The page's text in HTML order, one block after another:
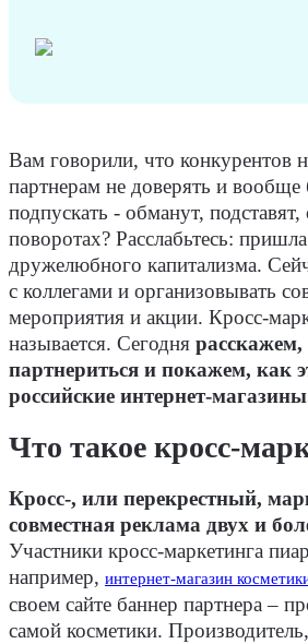
Вам говорили, что конкурентов
партнерам не доверять и вообще
подпускать - обманут,
поворотах? Расслабьтесь:
дружелюбного капитализма.
с коллегами и организовывать
мероприятия и акции. Кросс-
называется. Сегодня
партнериться и покажем, как
российские интернет-
Что такое кросс-
Кросс-, или перекрестный,
совместная реклама двух и
Участники кросс-маркетинга
например, интернет-магазин
своем сайте баннер партнера –
самой косметики.